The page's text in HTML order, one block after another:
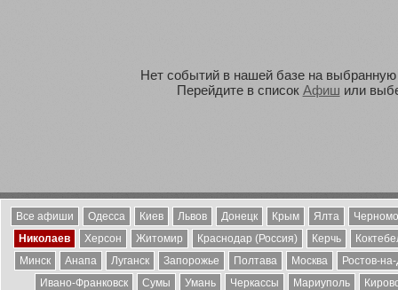
Нет событий в нашей базе на
Перейдите в список Афиш или
Все афиши Одесса Киев Львов Донецк Крым Ялта
Николаев
Херсон Житомир Краснодар (Россия) Керчь
Минск
Анапа Луганск Запорожье Полтава Москва
Ростов-
Ивано-Франковск
Сумы Умань Черкассы Мариуполь